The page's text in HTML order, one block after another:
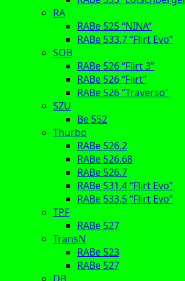
RA
RABe 525 “NINA”
RABe 533.7 “Flirt Evo”
SOB
RABe 526 “Flirt 3”
RABe 526 “Flirt”
RABe 526 “Traverso”
SZU
Be 552
Thurbo
RABe 526.2
RABe 526.68
RABe 526.7
RABe 531.4 “Flirt Evo”
RABe 533.5 “Flirt Evo”
TPF
RABe 527
TransN
RABe 523
RABe 527